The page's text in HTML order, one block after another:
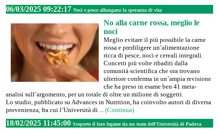
06/03/2025 09:22:17 Noci e pesce allungano la speranza di vita
No alla carne rossa, meglio le
noci
Meglio evitare il più possibile la carne
rossa e prediligere un’alimentazione
ricca di pesce, noci e cereali integrali.
Concetti più volte ribaditi dalla
comunità scientifica che ora trovano
ulteriore conferma in un’ampia revisione
che ha preso in esame ben 41 meta-
analisi sull’argomento, per un totale di oltre un milione di soggetti.
Lo studio, pubblicato su Advances in Nutrition, ha coinvolto autori di diversa
provenienza, fra cui l’Università di ... (Continua)
18/02/2025 11:45:00 Scoperto il loro legame da un team dell’Università di Padova